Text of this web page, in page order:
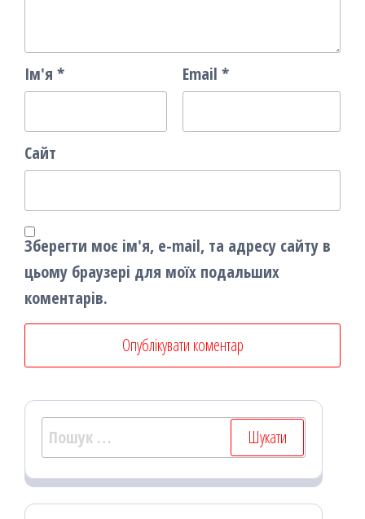
Ім'я * Email *
Сайт
Зберегти моє ім'я, e-mail, та адресу сайту в
цьому браузері для моїх подальших
коментарів.
Пошук: